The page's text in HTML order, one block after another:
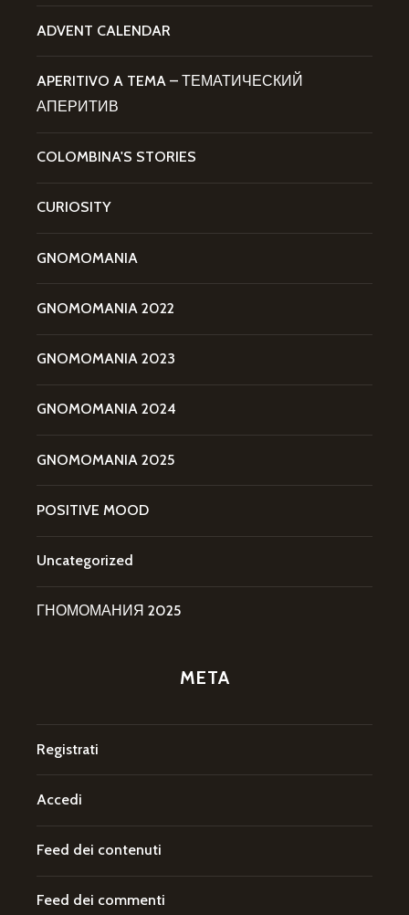
ADVENT CALENDAR
APERITIVO A TEMA – ТЕМАТИЧЕСКИЙ
АПЕРИТИВ
COLOMBINA'S STORIES
CURIOSITY
GNOMOMANIA
GNOMOMANIA 2022
GNOMOMANIA 2023
GNOMOMANIA 2024
GNOMOMANIA 2025
POSITIVE MOOD
Uncategorized
ГНОМОМАНИЯ 2025
META
Registrati
Accedi
Feed dei contenuti
Feed dei commenti